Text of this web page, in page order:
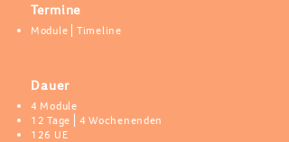
Termine
Module⎪Timeline
Dauer
4 Module
12 Tage⎪4 Wochenenden
126 UE